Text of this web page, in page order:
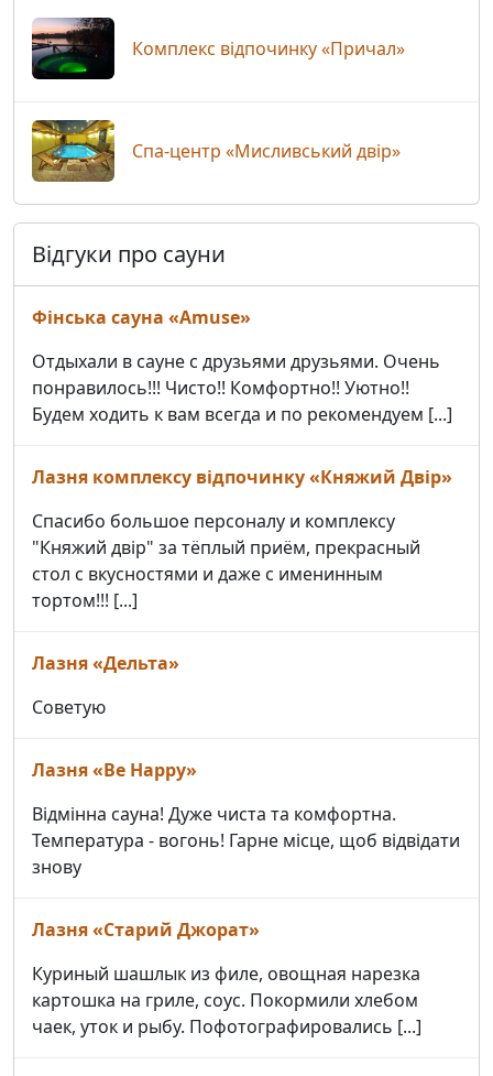
Комплекс відпочинку «Причал»
Спа-центр «Мисливський двір»
Відгуки про сауни
Фінська сауна «Amuse»
Отдыхали в сауне с друзьями друзьями. Очень
понравилось!!! Чисто!! Комфортно!! Уютно!!
Будем ходить к вам всегда и по рекомендуем [...]
Лазня комплексу відпочинку «Княжий Двір»
Спасибо большое персоналу и комплексу
"Княжий двір" за тёплый приём, прекрасный
стол с вкусностями и даже с именинным
тортом!!! [...]
Лазня «Дельта»
Советую
Лазня «Be Happy»
Відмінна сауна! Дуже чиста та комфортна.
Температура - вогонь! Гарне місце, щоб відвідати
знову
Лазня «Старий Джорат»
Куриный шашлык из филе, овощная нарезка
картошка на гриле, соус. Покормили хлебом
чаек, уток и рыбу. Пофотографировались [...]